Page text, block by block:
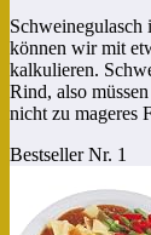
Schweinegulasch
können wir mit
kalkulieren.
Rind, also
nicht zu mageres
Bestseller Nr. 1